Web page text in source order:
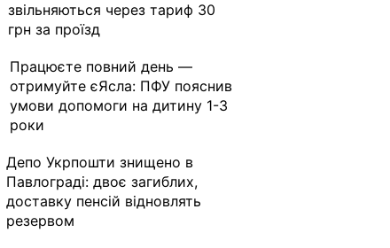
звільняються через тариф 30
грн за проїзд
Працюєте повний день —
отримуйте єЯсла: ПФУ пояснив
умови допомоги на дитину 1-3
роки
Депо Укрпошти знищено в
Павлограді: двоє загиблих,
доставку пенсій відновлять
резервом